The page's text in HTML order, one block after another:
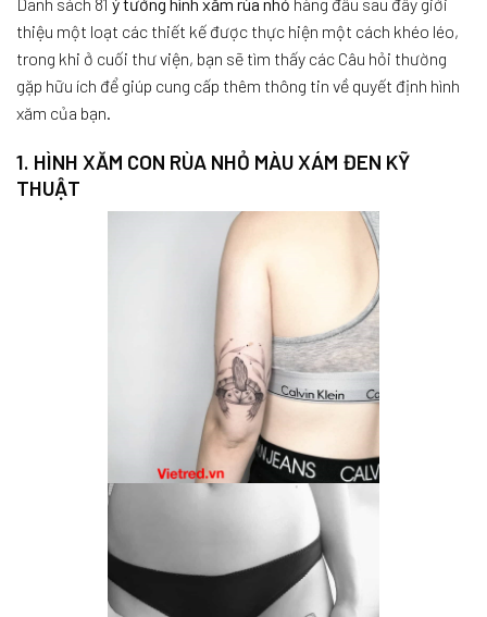
thiệu một loạt các thiết kế được thực hiện một cách khéo léo,
trong khi ở cuối thư viện, bạn sẽ tìm thấy các Câu hỏi thường
gặp hữu ích để giúp cung cấp thêm thông tin về quyết định hình
xăm của bạn.
1. HÌNH XĂM CON RÙA NHỎ MÀU XÁM ĐEN KỸ
THUẬT